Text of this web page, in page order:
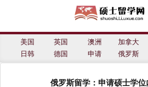
士留学网
美国 英国 澳洲 加拿大
日韩
德国 申请 俄罗斯
俄罗斯留学：申请硕士学位